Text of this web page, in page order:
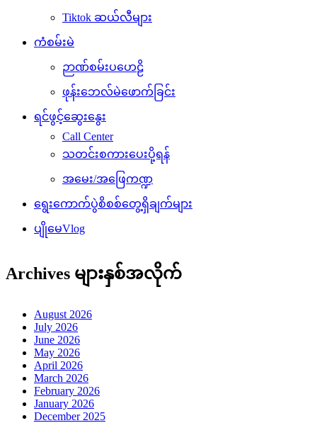
Tiktok ဆယ်လီများ
ကံစမ်းမဲ
ဉာဏ်စမ်းပဟေဠိ
ဖုန်းဘေလ်မဲဖောက်ခြင်း
ရင်ဖွင့်ဆွေးနွေး
Call Center
သတင်းစကားပေးပို့ရန်
အမေး/အဖြေကဏ္ဍ
ရွေးကောက်ပွဲစိစစ်တွေ့ရှိချက်များ
ပျိုမေVlog
Archives များနှစ်အလိုက်
August 2026
July 2026
June 2026
May 2026
April 2026
March 2026
February 2026
January 2026
December 2025